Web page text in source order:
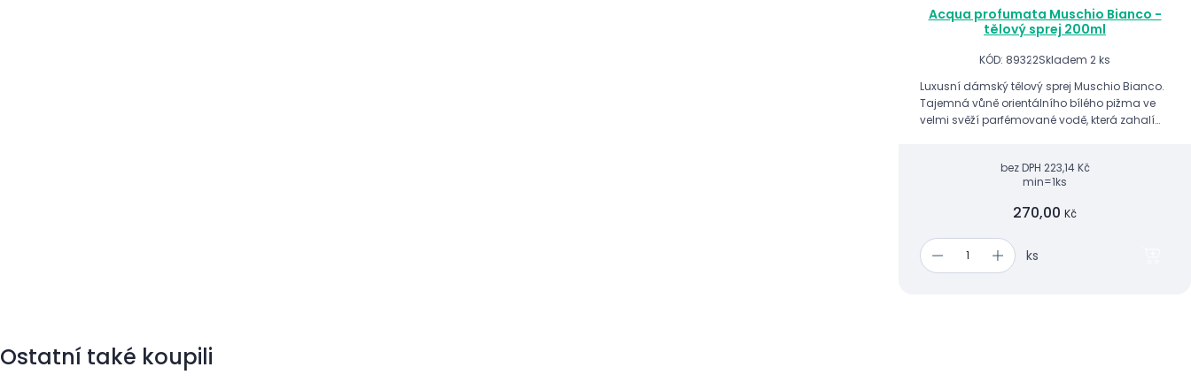
Acqua profumata Muschio Bianco -
tělový sprej 200ml
KÓD: 89322Skladem 2 ks
Luxusní dámský tělový sprej Muschio Bianco.
Tajemná vůně orientálního bílého pižma ve
velmi svěží parfémované vodě, která zahalí
bez DPH 223,14 Kč
min=1ks
270,00 Kč
ks
Ostatní také koupili